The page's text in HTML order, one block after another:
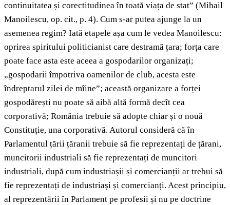
continuitatea și corectitudinea în toată viața de stat” (Mihail
Manoilescu, op. cit., p. 4). Cum s-ar putea ajunge la un
asemenea regim? Iată etapele așa cum le vedea Manoilescu:
oprirea spiritului politicianist care destramă țara; forța care
poate face asta este aceea a gospodarilor organizați;
„gospodarii împotriva oamenilor de club, acesta este
îndreptarul zilei de mîine”; această organizare a forței
gospodărești nu poate să aibă altă formă decît cea
corporativă; România trebuie să adopte chiar și o nouă
Constituție, una corporativă. Autorul consideră că în
Parlamentul țării țăranii trebuie să fie reprezentați de țărani,
muncitorii industriali să fie reprezentați de muncitori
industriali, după cum industriașii și comercianții ar trebui să
fie reprezentați de industriași și comercianți. Acest principiu,
al reprezentării în Parlament pe profesii și nu pe doctrine